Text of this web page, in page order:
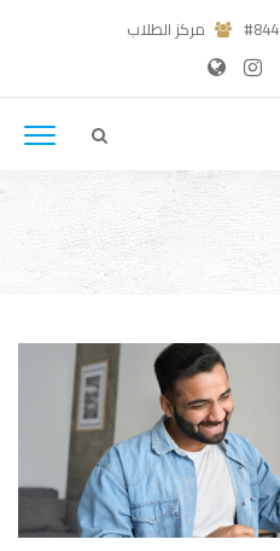
#844 مركز الطلاب